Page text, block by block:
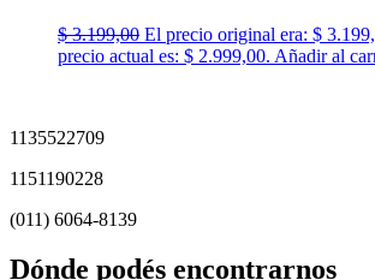
$3.199,00 El precio original era: $
precio actual es: $ 2.999,00. Añadir al
1135522709
1151190228
(011) 6064-8139
Dónde podés encontrarnos